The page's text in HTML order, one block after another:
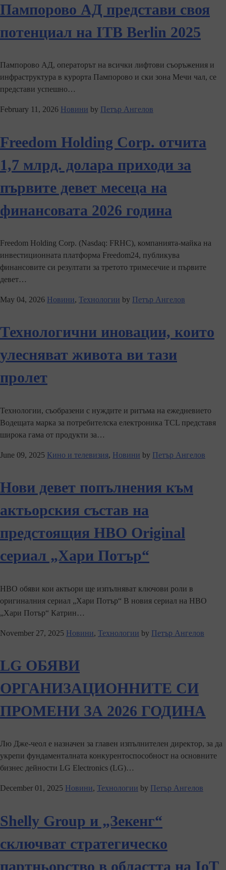
Пампорово АД представи своя
потенциал на ITB Berlin 2025
Пампорово АД, операторът на всички лифтови съоръжения и
инфраструктура в курорта Пампорово и ски зона Мечи чал, се
представи успешно…
February 11, 2026 Новини by Петър Ангелов
Freedom Holding Corp. отчита
1,7 млрд. долара приходи за
първите девет месеца на
финансовата 2026 година
Freedom Holding Corp. (Nasdaq: FRHC), компанията-майка на
инвестиционната платформа Freedom24, публикува
финансовите си резултати за третото тримесечие и първите
девет…
May 04, 2026 Новини, Технологии by Петър Ангелов
Технологични иновации, които
улесняват живота ви тази
пролет
Технологии, съобразени с нуждите и ритъма на ежедневието
Водещата марка за потребителска електроника TCL представя
широка гама от продукти за…
June 09, 2025 Кино и телевизия, Новини by Петър Ангелов
Нови девет попълнения към
актьорския състав на
предстоящия HBO Original
сериал „Хари Потър“
HBO обяви кои актьори ще изпълняват ключови роли в
оригиналния сериал „Хари Потър“ В новия сериал на HBO
„Хари Потър“ Катрин…
November 27, 2025 Новини, Технологии by Петър Ангелов
LG ОБЯВИ
ОРГАНИЗАЦИОННИТЕ СИ
ПРОМЕНИ ЗА 2026 ГОДИНА
Лю Дже-чеол е назначен за главен изпълнителен директор, за да
укрепи фундаменталната конкурентоспособност на основните
бизнес дейности LG Electronics (LG)…
December 01, 2025 Новини, Технологии by Петър Ангелов
Shelly Group и „Зекенг“
сключват стратегическо
партньорство в областта на IoT